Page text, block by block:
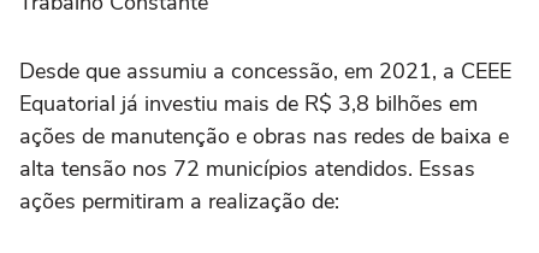
Desde que assumiu a concessão, em 2021, a CEEE
Equatorial já investiu mais de R$ 3,8 bilhões em
ações de manutenção e obras nas redes de baixa e
alta tensão nos 72 municípios atendidos. Essas
ações permitiram a realização de: